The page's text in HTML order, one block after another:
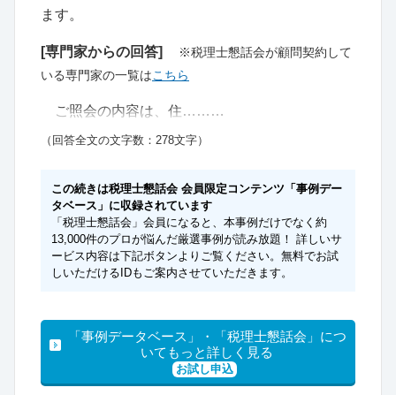
ます。
[専門家からの回答]
※税理士懇話会が顧問契約して
いる専門家の一覧はこちら
ご照会の内容は、住………
（回答全文の文字数：278文字）
この続きは税理士懇話会 会員限定コンテンツ「事例デー
タベース」に収録されています
「税理士懇話会」会員になると、本事例だけでなく約
13,000件のプロが悩んだ厳選事例が読み放題！ 詳しいサ
ービス内容は下記ボタンよりご覧ください。無料でお試
しいただけるIDもご案内させていただきます。
「事例データベース」・「税理士懇話会」につ
いてもっと詳しく見る
お試し申込